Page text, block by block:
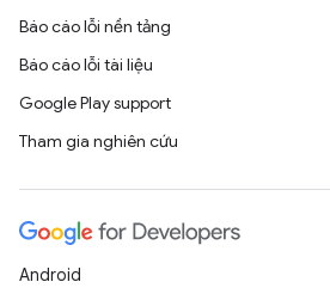
Báo cáo lỗi nền tảng
Báo cáo lỗi tài liệu
Google Play support
Tham gia nghiên cứu
Android